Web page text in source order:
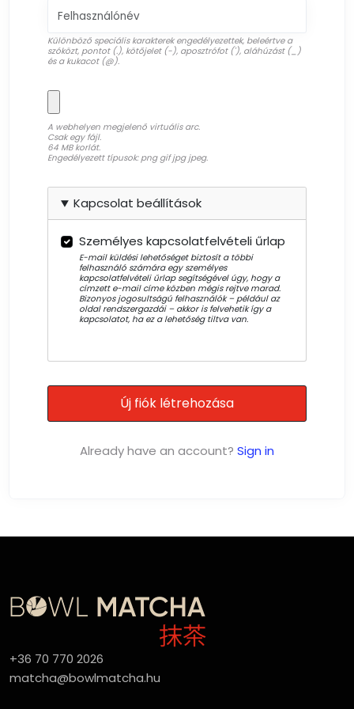
Különböző speciális karakterek engedélyezettek, beleértve a
szóközt, pontot (.), kötőjelet (-), aposztrófot ('), aláhúzást (_)
és a kukacot (@).
A webhelyen megjelenő virtuális arc.
Csak egy fájl.
64 MB korlát.
Engedélyezett típusok: png gif jpg jpeg.
Kapcsolat beállítások
Személyes kapcsolatfelvételi űrlap
E-mail küldési lehetőséget biztosít a többi
felhasználó számára egy személyes
kapcsolatfelvételi űrlap segítségével úgy, hogy a
címzett e-mail címe közben mégis rejtve marad.
Bizonyos jogosultságú felhasználók – például az
oldal rendszergazdái – akkor is felvehetik így a
kapcsolatot, ha ez a lehetőség tiltva van.
Already have an account? Sign in
+36 70 770 2026
matcha@bowlmatcha.hu